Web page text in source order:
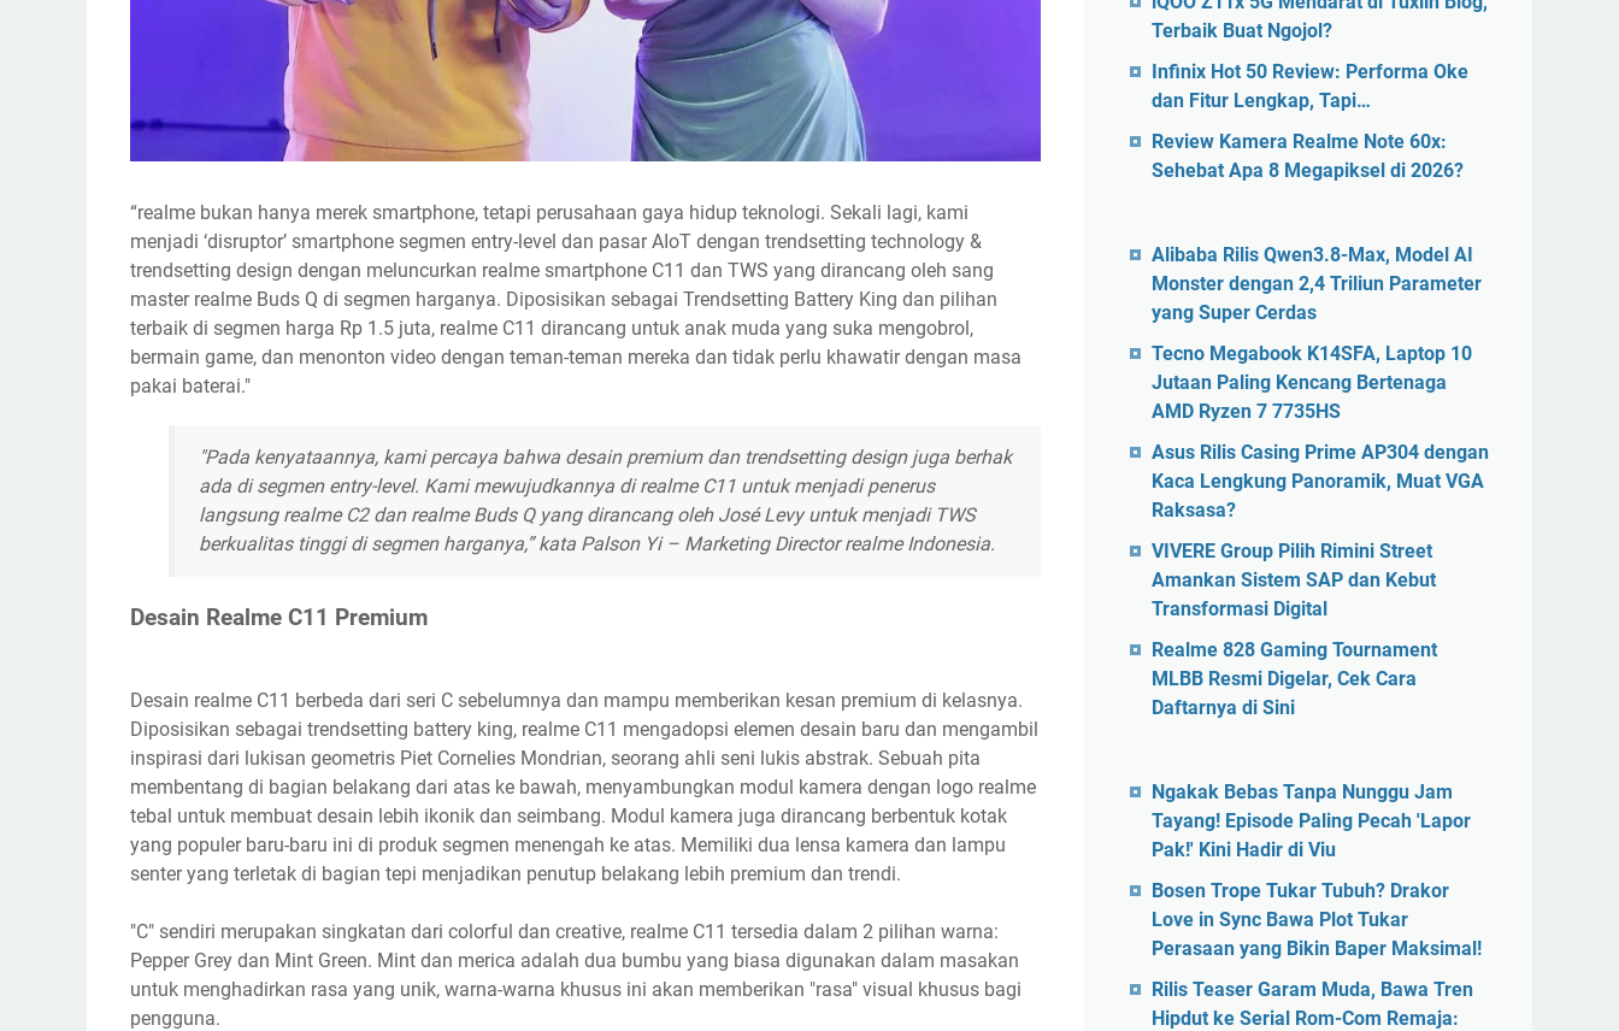
“realme bukan hanya merek smartphone, tetapi perusahaan gaya hidup teknologi. Sekali lagi, kami
menjadi ‘disruptor’ smartphone segmen entry-level dan pasar AIoT dengan trendsetting technology &
trendsetting design dengan meluncurkan realme smartphone C11 dan TWS yang dirancang oleh sang
master realme Buds Q di segmen harganya. Diposisikan sebagai Trendsetting Battery King dan pilihan
terbaik di segmen harga Rp 1.5 juta, realme C11 dirancang untuk anak muda yang suka mengobrol,
bermain game, dan menonton video dengan teman-teman mereka dan tidak perlu khawatir dengan masa
pakai baterai."
"Pada kenyataannya, kami percaya bahwa desain premium dan trendsetting design juga berhak
ada di segmen entry-level. Kami mewujudkannya di realme C11 untuk menjadi penerus
langsung realme C2 dan realme Buds Q yang dirancang oleh José Levy untuk menjadi TWS
berkualitas tinggi di segmen harganya,” kata Palson Yi – Marketing Director realme Indonesia.
Desain Realme C11 Premium
Desain realme C11 berbeda dari seri C sebelumnya dan mampu memberikan kesan premium di kelasnya.
Diposisikan sebagai trendsetting battery king, realme C11 mengadopsi elemen desain baru dan mengambil
inspirasi dari lukisan geometris Piet Cornelies Mondrian, seorang ahli seni lukis abstrak. Sebuah pita
membentang di bagian belakang dari atas ke bawah, menyambungkan modul kamera dengan logo realme
tebal untuk membuat desain lebih ikonik dan seimbang. Modul kamera juga dirancang berbentuk kotak
yang populer baru-baru ini di produk segmen menengah ke atas. Memiliki dua lensa kamera dan lampu
senter yang terletak di bagian tepi menjadikan penutup belakang lebih premium dan trendi.
"C" sendiri merupakan singkatan dari colorful dan creative, realme C11 tersedia dalam 2 pilihan warna:
Pepper Grey dan Mint Green. Mint dan merica adalah dua bumbu yang biasa digunakan dalam masakan
untuk menghadirkan rasa yang unik, warna-warna khusus ini akan memberikan "rasa" visual khusus bagi
pengguna.
Terbaik Buat Ngojol?
Infinix Hot 50 Review: Performa Oke
dan Fitur Lengkap, Tapi…
Review Kamera Realme Note 60x:
Sehebat Apa 8 Megapiksel di 2026?
Alibaba Rilis Qwen3.8-Max, Model AI
Monster dengan 2,4 Triliun Parameter
yang Super Cerdas
Tecno Megabook K14SFA, Laptop 10
Jutaan Paling Kencang Bertenaga
AMD Ryzen 7 7735HS
Asus Rilis Casing Prime AP304 dengan
Kaca Lengkung Panoramik, Muat VGA
Raksasa?
VIVERE Group Pilih Rimini Street
Amankan Sistem SAP dan Kebut
Transformasi Digital
Realme 828 Gaming Tournament
MLBB Resmi Digelar, Cek Cara
Daftarnya di Sini
Ngakak Bebas Tanpa Nunggu Jam
Tayang! Episode Paling Pecah 'Lapor
Pak!' Kini Hadir di Viu
Bosen Trope Tukar Tubuh? Drakor
Love in Sync Bawa Plot Tukar
Perasaan yang Bikin Baper Maksimal!
Rilis Teaser Garam Muda, Bawa Tren
Hipdut ke Serial Rom-Com Remaja: